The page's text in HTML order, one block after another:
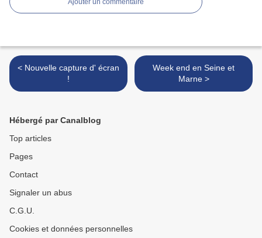
Ajouter un commentaire
< Nouvelle capture d' écran
!
Week end en Seine et
Marne >
Hébergé par Canalblog
Top articles
Pages
Contact
Signaler un abus
C.G.U.
Cookies et données personnelles